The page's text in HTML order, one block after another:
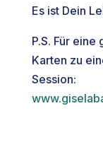
Es ist Dein
P.S. Für
Karten zu
Session: